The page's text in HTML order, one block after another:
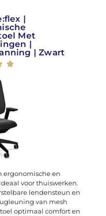
|
Met
|
| Zwart

ergonomische en
voor thuiswerken.
lendensteun en
van mesh
optimaal comfort en